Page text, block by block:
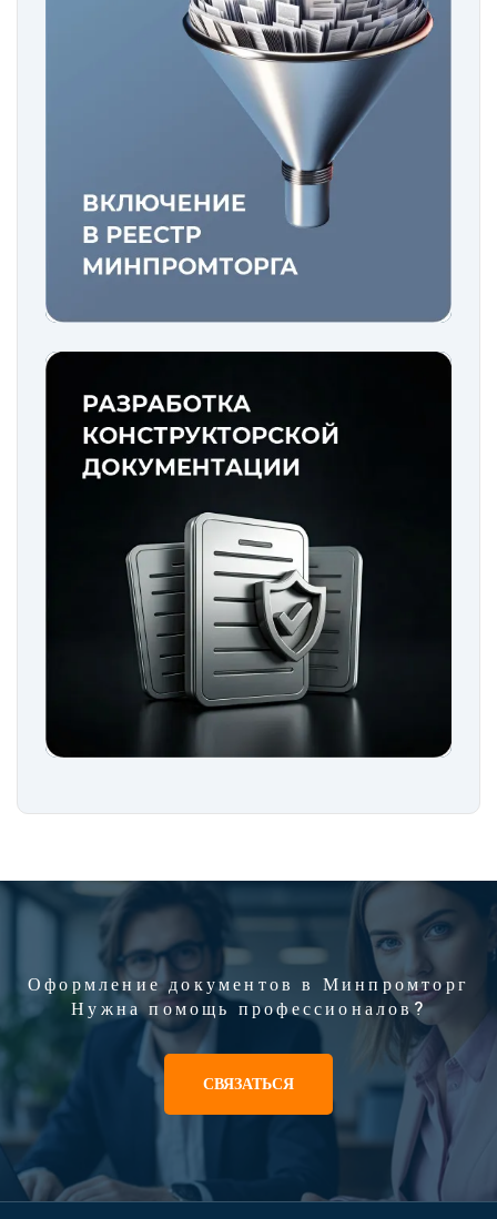
Оформление документов в Минпромторг
Нужна помощь профессионалов?
СВЯЗАТЬСЯ